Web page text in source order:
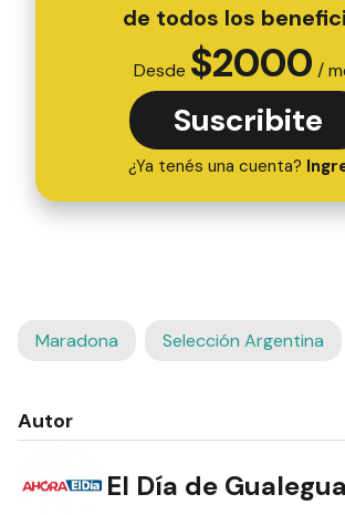
de todos los
Desde $2000 /
Suscribite
¿Ya tenés una cuenta?
Maradona Selección Argentina
Autor
El Día de